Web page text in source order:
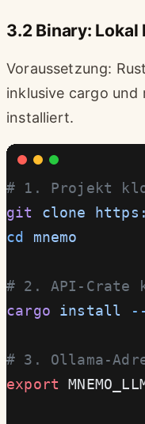
3.2 Binary:
Voraussetzung:
inklusive cargo und
installiert.
# 1. Projekt
git
clone
cd
mnemo
# 2. API-Crate
cargo install
# 3. Ollama-
export